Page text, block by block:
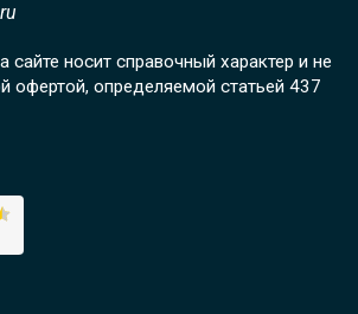
сайте носит справочный характер и не
офертой, определяемой статьей 437